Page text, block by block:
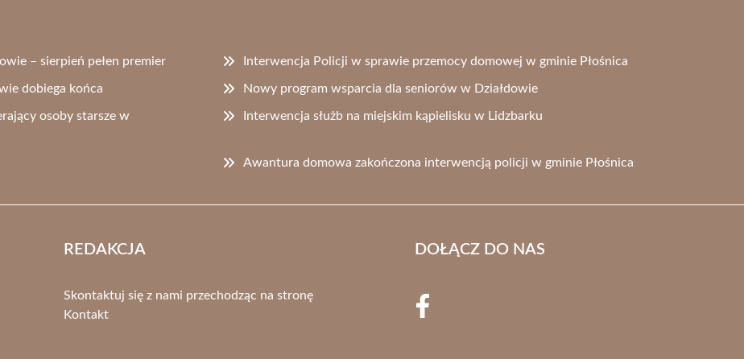
– sierpień pełen premier Interwencja Policji w sprawie przemocy domowej w gminie Płośnica
dobiega końca Nowy program wsparcia dla seniorów w Działdowie
osoby starsze w
Interwencja służb na miejskim kąpielisku w Lidzbarku
Awantura domowa zakończona interwencją policji w gminie Płośnica
REDAKCJA
Skontaktuj się z nami przechodząc na stronę
Kontakt
DOŁĄCZ DO NAS